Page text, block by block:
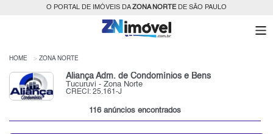
O PORTAL DE IMÓVEIS DAZONA NORTEDE SÃO PAULO
HOME ZONA NORTE
Aliança Adm. de Condomínios e Bens
Tucuruvi - Zona Norte
CRECI: 25.161-J
116 anúncios encontrados